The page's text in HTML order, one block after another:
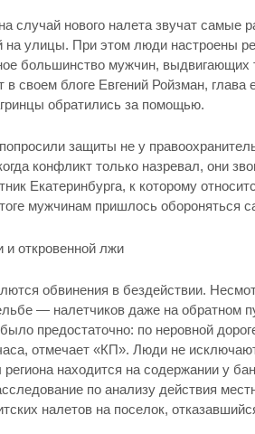
случай нового налета звучат самые
улицы. При этом люди настроены
большинство мужчин,
своем блоге Евгений Ройзман, глава
обратились за помощью.
защиты не у
конфликт только назревал, они
Екатеринбурга, к которому
мужчинам пришлось обороняться
и откровенной лжи
обвинения в бездействии.
— налетчиков даже на обратном
предостаточно: по неровной
отмечает «КП». Люди не
находится на содержании у
по анализу действия
налетов на поселок,